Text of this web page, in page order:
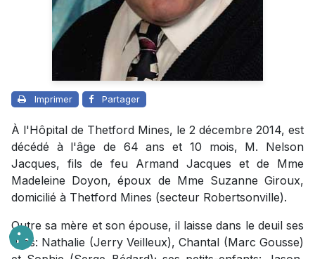
Imprimer Partager
À l'Hôpital de Thetford Mines, le 2 décembre 2014, est
décédé à l'âge de 64 ans et 10 mois, M. Nelson
Jacques, fils de feu Armand Jacques et de Mme
Madeleine Doyon, époux de Mme Suzanne Giroux,
domicilié à Thetford Mines (secteur Robertsonville).
Outre sa mère et son épouse, il laisse dans le deuil ses
filles: Nathalie (Jerry Veilleux), Chantal (Marc Gousse)